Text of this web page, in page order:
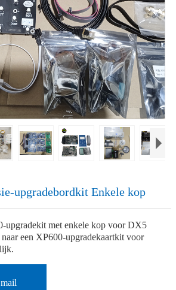
upgradebordkit Enkele kop
upgradekit met enkele kop voor DX5
een XP600-upgradekaartkit voor